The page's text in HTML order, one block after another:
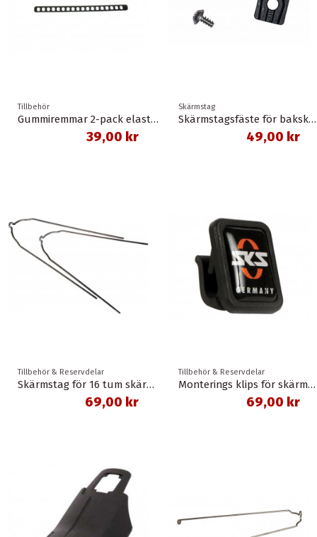
Tillbehör
Gummiremmar 2-pack elastomer zefal
39,00 kr
Skärmstag
Skärmstagsfäste för bakskärm 46-622 lång plast skruv fäste svart sks
49,00 kr
Tillbehör & Reservdelar
Skärmstag för 16 tum skärmar bak och fram
69,00 kr
Tillbehör & Reservdelar
Monterings klips för skärmstag / stänkskydd sks
69,00 kr